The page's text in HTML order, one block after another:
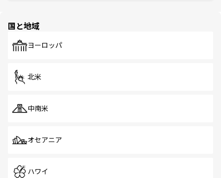
で、ホーカーズは地元の風情を楽しめる外せないスポット
国と地域
ヨーロッパ
北米
中南米
オセアニア
ハワイ